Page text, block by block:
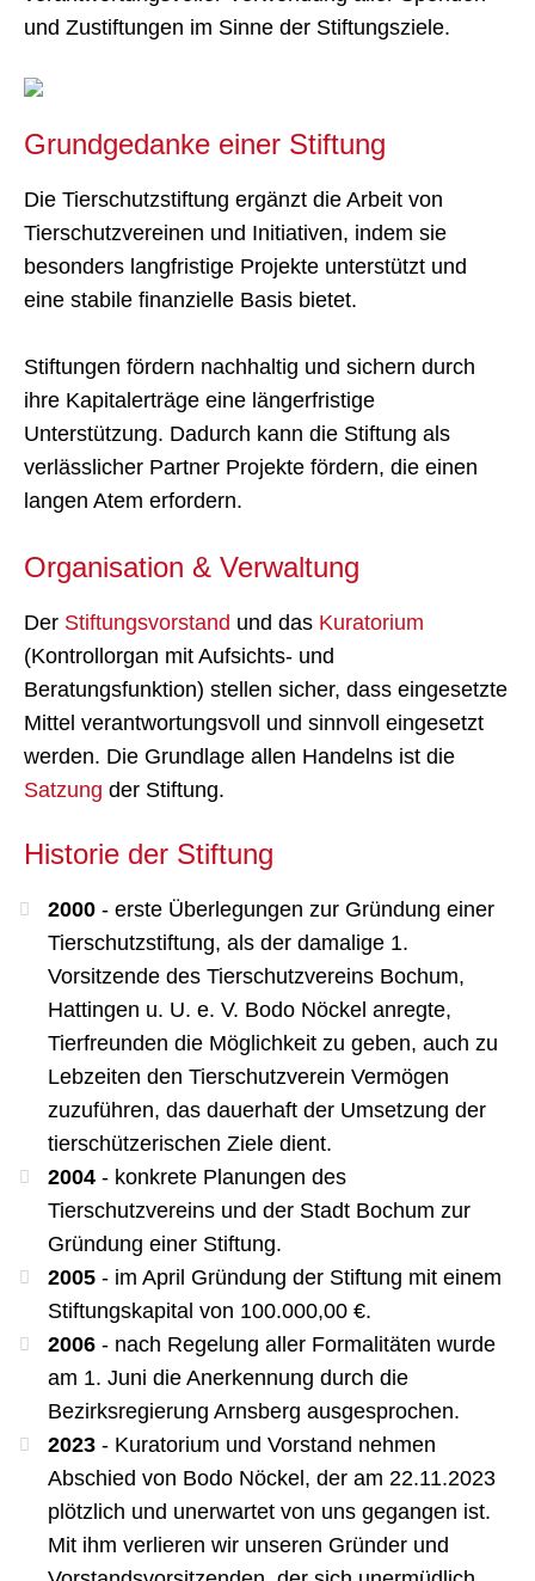
und Zustiftungen im Sinne der Stiftungsziele.
Grundgedanke einer Stiftung
Die Tierschutzstiftung ergänzt die Arbeit von
Tierschutzvereinen und Initiativen, indem sie
besonders langfristige Projekte unterstützt und
eine stabile finanzielle Basis bietet.
Stiftungen fördern nachhaltig und sichern durch
ihre Kapitalerträge eine längerfristige
Unterstützung. Dadurch kann die Stiftung als
verlässlicher Partner Projekte fördern, die einen
langen Atem erfordern.
Organisation & Verwaltung
Der Stiftungsvorstand und das Kuratorium
(Kontrollorgan mit Aufsichts- und
Beratungsfunktion) stellen sicher, dass eingesetzte
Mittel verantwortungsvoll und sinnvoll eingesetzt
werden. Die Grundlage allen Handelns ist die
Satzung der Stiftung.
Historie der Stiftung
2000 - erste Überlegungen zur Gründung einer
Tierschutzstiftung, als der damalige 1.
Vorsitzende des Tierschutzvereins Bochum,
Hattingen u. U. e. V. Bodo Nöckel anregte,
Tierfreunden die Möglichkeit zu geben, auch zu
Lebzeiten den Tierschutzverein Vermögen
zuzuführen, das dauerhaft der Umsetzung der
tierschützerischen Ziele dient.
2004 - konkrete Planungen des
Tierschutzvereins und der Stadt Bochum zur
Gründung einer Stiftung.
2005 - im April Gründung der Stiftung mit einem
Stiftungskapital von 100.000,00 €.
2006 - nach Regelung aller Formalitäten wurde
am 1. Juni die Anerkennung durch die
Bezirksregierung Arnsberg ausgesprochen.
2023 - Kuratorium und Vorstand nehmen
Abschied von Bodo Nöckel, der am 22.11.2023
plötzlich und unerwartet von uns gegangen ist.
Mit ihm verlieren wir unseren Gründer und